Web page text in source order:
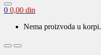
0 0,00 din
Nema proizvoda u korpi.
OpenClose